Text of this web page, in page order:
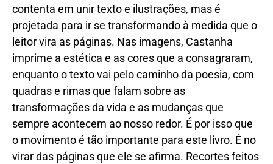
contenta em unir texto e ilustrações, mas é
projetada para ir se transformando à medida que o
leitor vira as páginas. Nas imagens, Castanha
imprime a estética e as cores que a consagraram,
enquanto o texto vai pelo caminho da poesia, com
quadras e rimas que falam sobre as
transformações da vida e as mudanças que
sempre acontecem ao nosso redor. É por isso que
o movimento é tão importante para este livro. É no
virar das páginas que ele se afirma. Recortes feitos